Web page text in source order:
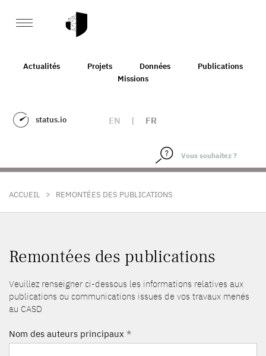
Actualités Projets Données
Publications
Missions
status.io EN | FR
ACCUEIL > REMONTÉES DES PUBLICATIONS
Remontées des publications
Veuillez renseigner ci-dessous les informations relatives aux
publications ou communications issues de vos travaux menés
au CASD
Nom des auteurs principaux *